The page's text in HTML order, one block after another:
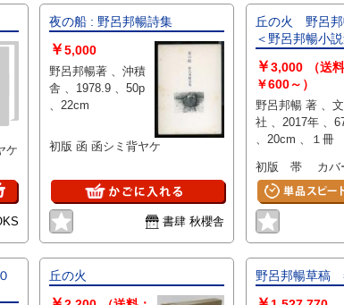
ケ
夜の船 : 野呂邦暢詩集
￥5,000
野呂邦暢著 、沖積
舎 、1978.9 、50p
、22cm
初版 函 函シミ背ヤケ
書肆 秋櫻舎
丘の火 野呂
＜野呂邦暢小
￥3,000
（送
￥600～）
野呂邦暢 著 、文遊
社 、2017年 、676p
、20cm 、１冊
初版 帯 カバ
丘の火 野呂邦暢草稿